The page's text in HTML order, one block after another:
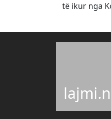
të ikur nga